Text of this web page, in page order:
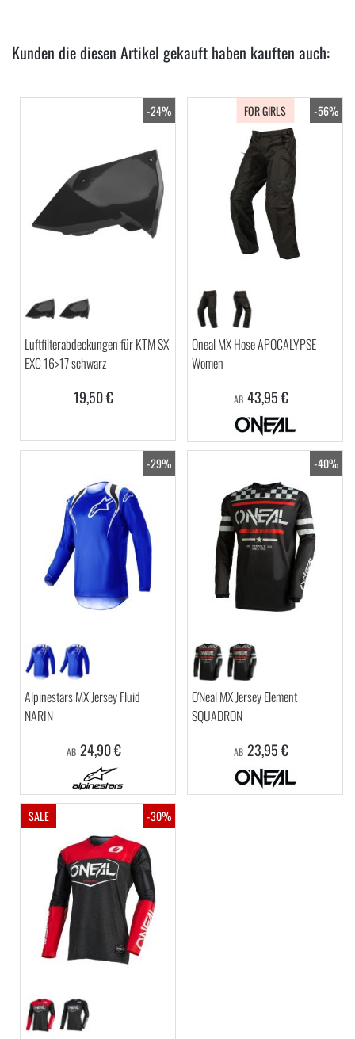
Kunden die diesen Artikel gekauft haben kauften auch:
-24%
Luftfilterabdeckungen für KTM SX
EXC 16>17 schwarz
19,50 €
-56%
FOR GIRLS
Oneal MX Hose APOCALYPSE
Women
AB 43,95 €
-29%
Alpinestars MX Jersey Fluid
NARIN
AB 24,90 €
-40%
O'Neal MX Jersey Element
SQUADRON
AB 23,95 €
SALE -30%